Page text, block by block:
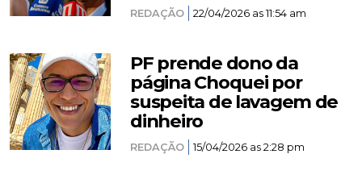
REDAÇÃO 22/04/2026 as 11:54 am
PF prende dono da
página Choquei por
suspeita de lavagem de
dinheiro
REDAÇÃO 15/04/2026 as 2:28 pm